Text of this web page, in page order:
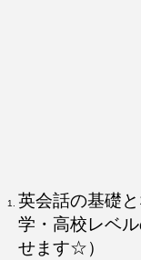
英会話の基礎
学・高校レベ
せます☆）